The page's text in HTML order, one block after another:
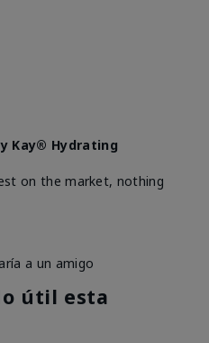
Kay® Hydrating
on the market, nothing
a un amigo
útil esta